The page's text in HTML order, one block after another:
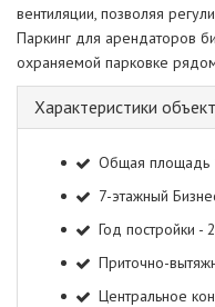
вентиляции, позволяя
Паркинг для арендаторов
охраняемой парковке
Характеристики
Общая площадь
7-этажный
Год постройки -
Приточно-
Центральное